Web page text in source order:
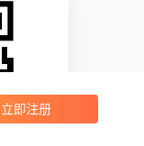
立即注册